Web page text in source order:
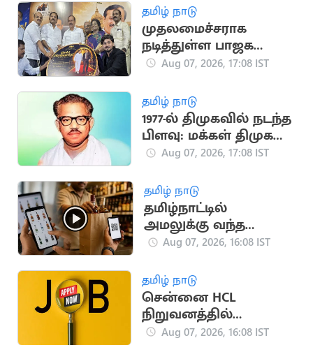
தமிழ் நாடு
முதலமைச்சராக
நடித்துள்ள பாஜக
மூத்த தலைவர்
Aug 07, 2026, 17:08 IST
தமிழ் நாடு
1977-ல் திமுகவில் நடந்த
பிளவு: மக்கள் திமுக
உருவான வரலாறு!
Aug 07, 2026, 17:08 IST
தமிழ் நாடு
தமிழ்நாட்டில்
அமலுக்கு வந்த
ஆன்லைன் மது
தகவல்
Aug 07, 2026, 16:08 IST
தமிழ் நாடு
சென்னை HCL
நிறுவனத்தில்
வேலைவாய்ப்பு:
Aug 07, 2026, 16:08 IST